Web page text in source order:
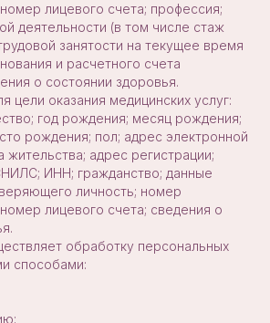
лицевого счета; профессия;
деятельности (в том числе стаж
занятости на текущее время
и расчетного счета
о состоянии здоровья.
цели оказания медицинских услуг:
год рождения; месяц рождения;
рождения; пол; адрес электронной
жительства; адрес регистрации;
ИНН; гражданство; данные
личность; номер
лицевого счета; сведения о
обработку персональных
способами: